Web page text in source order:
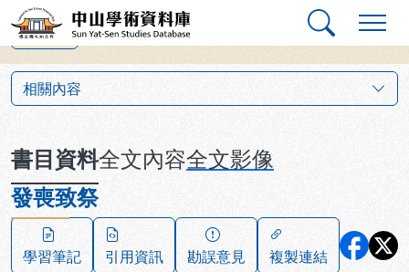
跳到主要內容
中山學術資料庫
上一筆
相關內容
書目資料全文內容全文影像
發喪致祭
學習筆記 引用資訊 勘誤意見
複製連結